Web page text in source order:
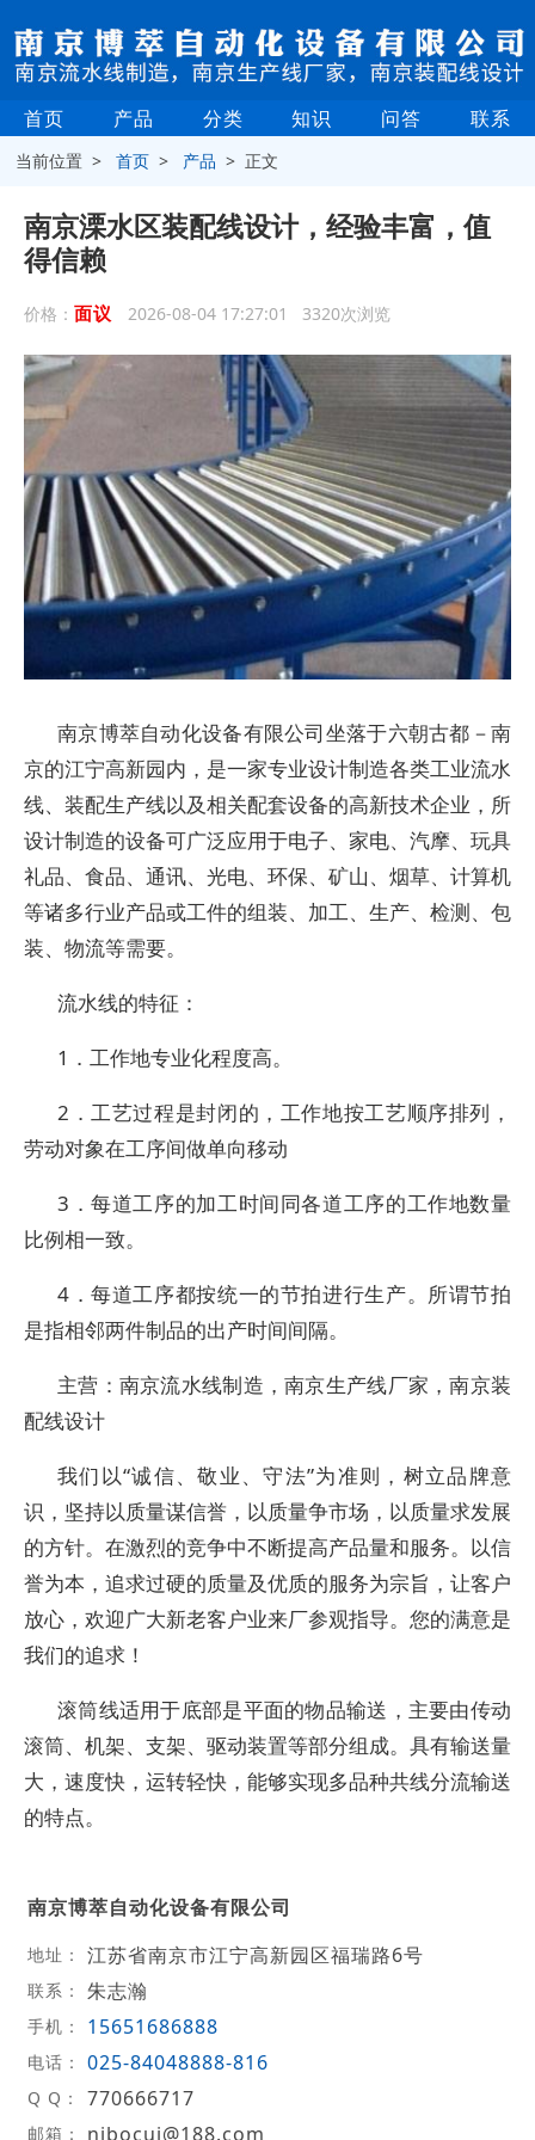
首页 产品 分类 知识 问答 联系
当前位置 >首页 > 产品 > 正文
南京溧水区装配线设计，经验丰富，值
得信赖
价格： 面议 2026-08-04 17:27:01 3320次浏览
南京博萃自动化设备有限公司坐落于六朝古都－南
京的江宁高新园内，是一家专业设计制造各类工业流水
线、装配生产线以及相关配套设备的高新技术企业，所
设计制造的设备可广泛应用于电子、家电、汽摩、玩具
礼品、食品、通讯、光电、环保、矿山、烟草、计算机
等诸多行业产品或工件的组装、加工、生产、检测、包
装、物流等需要。
流水线的特征：
1．工作地专业化程度高。
2．工艺过程是封闭的，工作地按工艺顺序排列，
劳动对象在工序间做单向移动
3．每道工序的加工时间同各道工序的工作地数量
比例相一致。
4．每道工序都按统一的节拍进行生产。所谓节拍
是指相邻两件制品的出产时间间隔。
主营：南京流水线制造，南京生产线厂家，南京装
配线设计
我们以“诚信、敬业、守法”为准则，树立品牌意
识，坚持以质量谋信誉，以质量争市场，以质量求发展
的方针。在激烈的竞争中不断提高产品量和服务。以信
誉为本，追求过硬的质量及优质的服务为宗旨，让客户
放心，欢迎广大新老客户业来厂参观指导。您的满意是
我们的追求！
滚筒线适用于底部是平面的物品输送，主要由传动
滚筒、机架、支架、驱动装置等部分组成。具有输送量
大，速度快，运转轻快，能够实现多品种共线分流输送
的特点。
南京博萃自动化设备有限公司
地址： 江苏省南京市江宁高新园区福瑞路6号
联系： 朱志瀚
手机： 15651686888
电话： 025-84048888-816
Q Q： 770666717
邮箱： njbocui@188.com